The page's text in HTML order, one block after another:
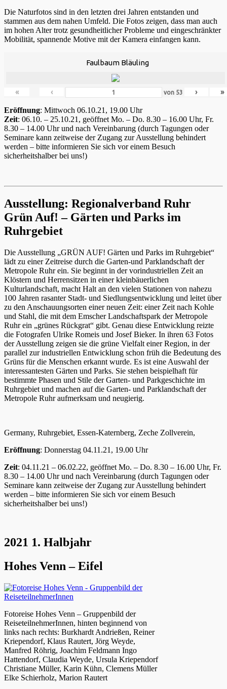
Die Naturfotos sind in den letzten drei Jahren entstanden und
stammen aus dem nahen Umfeld. Die Fotos zeigen, dass man auch
im hohen Alter trotz gesundheitlicher Probleme und eingeschränkter
Mobilität, spannende Motive mit der Kamera einfangen kann.
Faulbaum Bläuling
« ‹ von 53 › »
Eröffnung: Mittwoch 06.10.21, 19.00 Uhr
Zeit: 06.10. – 25.10.21, geöffnet Mo. – Do. 8.30 – 16.00 Uhr, Fr.
8.30 – 14.00 Uhr und nach Vereinbarung (durch Tagungen oder
Seminare kann zeitweise der Zugang zur Ausstellung behindert
werden – bitte informieren Sie sich vor einem Besuch
sicherheitshalber bei uns!)
Ausstellung: Regionalverband Ruhr
Grün Auf! – Gärten und Parks im
Ruhrgebiet
Die Ausstellung „GRÜN AUF! Gärten und Parks im Ruhrgebiet“
lädt zu einer Zeitreise durch die Garten-und Parklandschaft der
Metropole Ruhr ein. Sie beginnt in der vorindustriellen Zeit an
Klöstern und Herrensitzen in einer kleinbäuerlichen
Kulturlandschaft, macht Halt an den vielen Stationen von nahezu
100 Jahren rasanter Stadt- und Siedlungsentwicklung und leitet über
zu den Anschauungsorten einer neuen Zeit: einer Zeit nach Kohle
und Stahl, die mit dem Emscher Landschaftspark der Metropole
Ruhr ein „grünes Rückgrat“ gibt. Genau diese Entwicklung reizte
die Fotografen Ulrike Romeis und Josef Bieker. In ihren 63 Fotos
der Ausstellung zeigen sie die grüne Vielfalt einer Region, in der
parallel zur industriellen Entwicklung schon früh die Bedeutung des
Grüns für die Menschen erkannt wurde. Es ist eine Auswahl der
interessantesten Gärten und Parks. Sie stehen beispielhaft für
bestimmte Phasen und Stile der Garten- und Parkgeschichte im
Ruhrgebiet und machen auf die Garten- und Parklandschaft der
Metropole Ruhr aufmerksam und neugierig.
Germany, Ruhrgebiet, Essen-Katernberg, Zeche Zollverein,
Eröffnung: Donnerstag 04.11.21, 19.00 Uhr
Zeit: 04.11.21 – 06.02.22, geöffnet Mo. – Do. 8.30 – 16.00 Uhr, Fr.
8.30 – 14.00 Uhr und nach Vereinbarung (durch Tagungen oder
Seminare kann zeitweise der Zugang zur Ausstellung behindert
werden – bitte informieren Sie sich vor einem Besuch
sicherheitshalber bei uns!)
2021 1. Halbjahr
Hohes Venn – Eifel
Fotoreise Hohes Venn – Gruppenbild der
ReiseteilnehmerInnen, hinten beginnend von
links nach rechts: Burkhardt Andrießen, Reiner
Kriependorf, Klaus Rautert, Jörg Weyde,
Manfred Röhrig, Joachim Feldmann Ingo
Hattendorf, Claudia Weyde, Ursula Kriependorf
Christiane Müller, Karin Kühn, Clemens Müller
Elke Schierholz, Marion Rautert